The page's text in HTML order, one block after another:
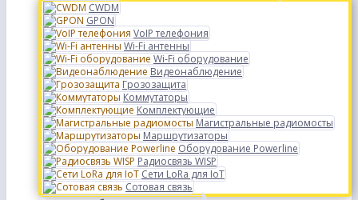
CWDM
GPON
VoIP телефония
Wi-Fi антенны
Wi-Fi оборудование
Видеонаблюдение
Грозозащита
Коммутаторы
Комплектующие
Магистральные радиомосты
Маршрутизаторы
Оборудование Powerline
Радиосвязь WISP
Сети LoRa для IoT
Сотовая связь